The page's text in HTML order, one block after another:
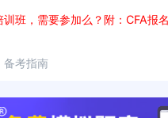
训班，需要参加么？附：CFA报
备考指南